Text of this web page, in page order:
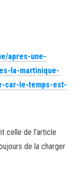
apres-une-
la-martinique-
car-le-temps-est-
celle de l’article
de la charger